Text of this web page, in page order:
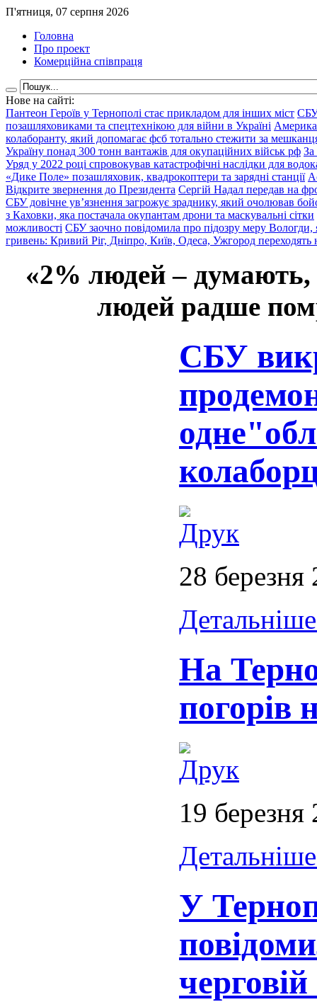
П'ятниця, 07 серпня 2026
Головна
Про проект
Комерційна співпраця
Нове на сайті:
Пантеон Героїв у Тернополі стає прикладом для інших міст СБУ
позашляховиками та спецтехнікою для війни в Україні
колаборанту, який допомагає фсб тотально стежити за
Україну понад 300 тонн вантажів для окупаційних військ рф За
Уряд у 2022 році спровокував катастрофічні наслідки для
«Дике Поле» позашляховик, квадрокоптери та зарядні станції
Відкрите звернення до Президента Сергій Надал передав на
СБУ довічне ув’язнення загрожує зраднику, який очолював
з Каховки, яка постачала окупантам дрони та маскувальні сітки
можливості СБУ заочно повідомила про підозру меру Вологди,
гривень: Кривий Ріг, Дніпро, Київ, Одеса, Ужгород переходять
«2% людей –
людей радше
СБУ
28 березня
На
погорів
19 березня
У